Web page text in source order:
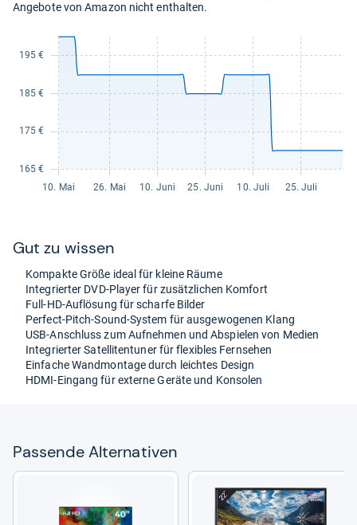
Angebote von Amazon nicht enthalten.
Gut zu wis­sen
Kom­pakte Größe ideal für kleine Räume
Inte­grier­ter DVD-​Player für zusätz­li­chen Kom­fort
Full-​HD-​Auf­lö­sung für scharfe Bil­der
Per­fect-​Pitch-​Sound-​Sys­tem für aus­ge­wo­ge­nen Klang
USB-​Anschluss zum Auf­neh­men und Abspie­len von Medien
Inte­grier­ter Satel­li­ten­tu­ner für fle­xibles Fern­se­hen
Ein­fa­che Wand­mon­tage durch leich­tes Design
HDMI-​Ein­gang für externe Geräte und Kon­so­len
Pas­sende Alter­na­ti­ven